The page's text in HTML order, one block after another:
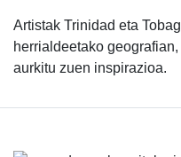
Artistak Trinidad eta
herrialdeetako
aurkitu zuen inspirazioa.